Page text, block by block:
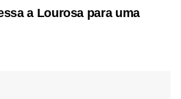
a Lourosa para uma